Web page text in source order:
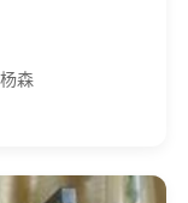
森